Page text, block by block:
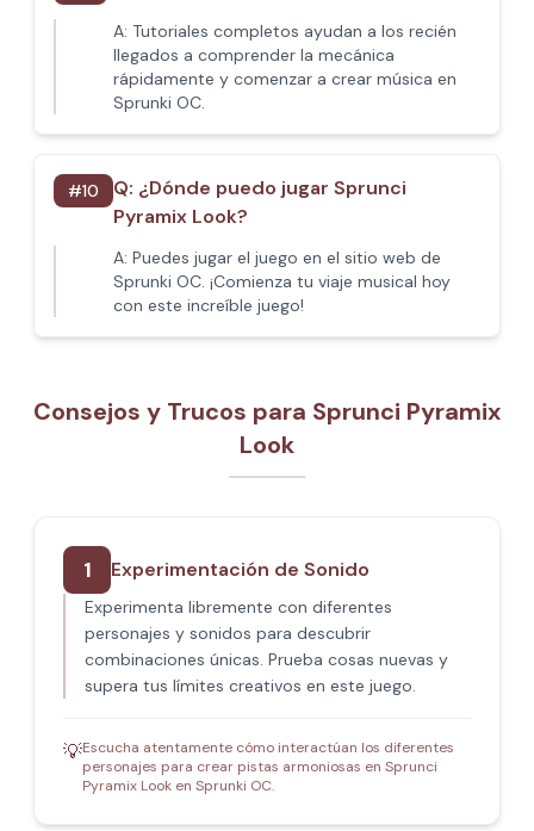
A: Tutoriales completos ayudan a los recién
llegados a comprender la mecánica
rápidamente y comenzar a crear música en
Sprunki OC.
#10 Q: ¿Dónde puedo jugar Sprunci
Pyramix Look?
A: Puedes jugar el juego en el sitio web de
Sprunki OC. ¡Comienza tu viaje musical hoy
con este increíble juego!
Consejos y Trucos para Sprunci Pyramix
Look
1 Experimentación de Sonido
Experimenta libremente con diferentes
personajes y sonidos para descubrir
combinaciones únicas. Prueba cosas nuevas y
supera tus límites creativos en este juego.
💡Escucha atentamente cómo interactúan los diferentes
personajes para crear pistas armoniosas en Sprunci
Pyramix Look en Sprunki OC.